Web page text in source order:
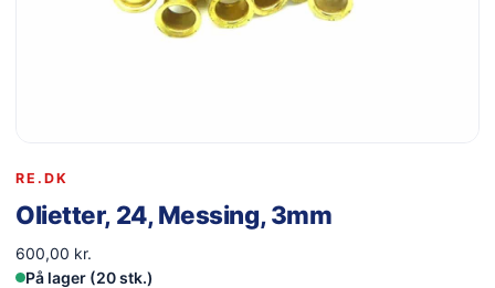
RE.DK
Olietter, 24, Messing, 3mm
600,00 kr.
På lager (20 stk.)